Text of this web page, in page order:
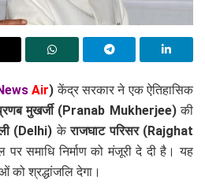
Air)केंद्र सरकार ने एक ऐतिहासिक
मुखर्जी (Pranab Mukherjee)की
(Delhi) केराजघाट परिसर (Rajghat
समाधि निर्माण को मंजूरी दे दी है। यह
श्रद्धांजलि देगा।